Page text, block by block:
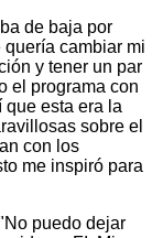
de baja por
cambiar mi
y tener un par
el programa con
esta era la
sobre el
con los
me inspiró para
puedo dejar